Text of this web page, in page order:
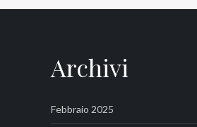
Archivi
Febbraio 2025